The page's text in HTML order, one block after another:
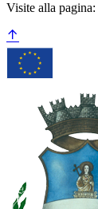
Visite alla pagina: